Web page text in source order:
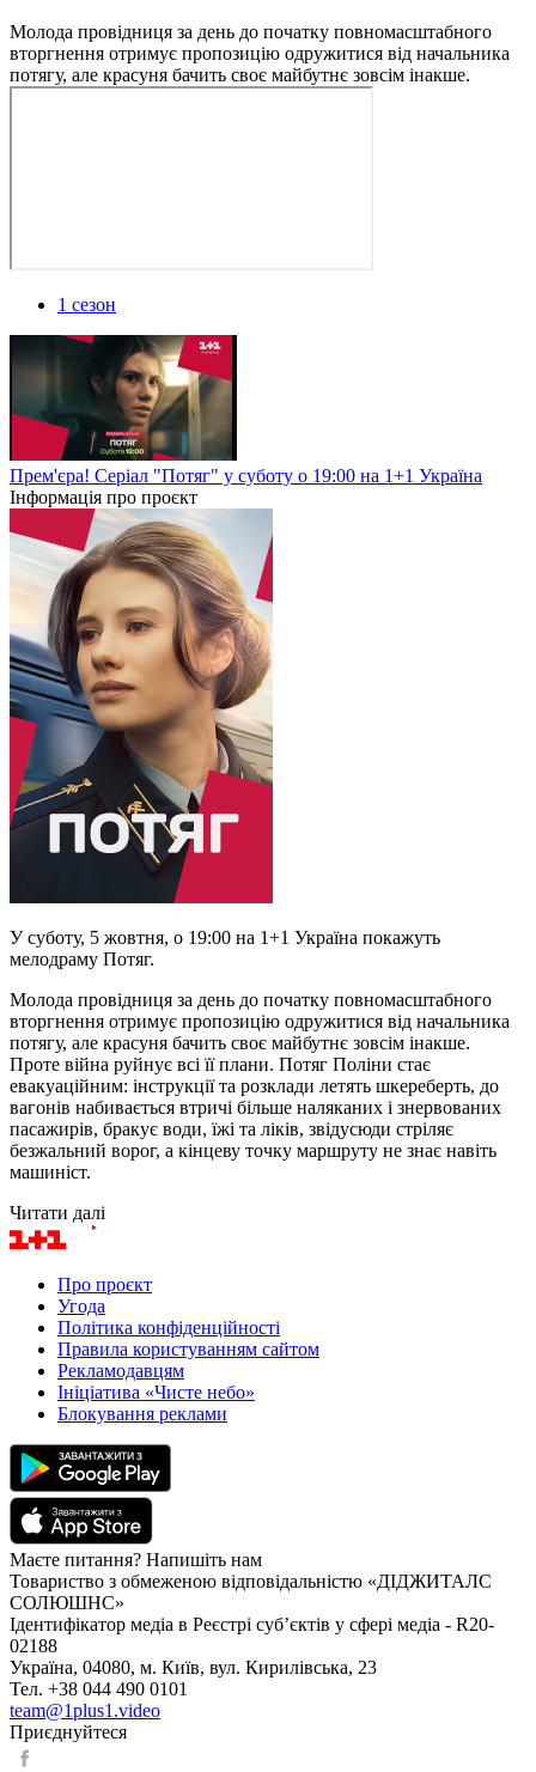
Молода провідниця за день до початку повномасштабного
вторгнення отримує пропозицію одружитися від начальника
потягу, але красуня бачить своє майбутнє зовсім інакше.
1 сезон
Прем'єра! Серіал "Потяг" у суботу о 19:00 на 1+1 Україна
Інформація про проєкт
У суботу, 5 жовтня, о 19:00 на 1+1 Україна покажуть
мелодраму Потяг.
Молода провідниця за день до початку повномасштабного
вторгнення отримує пропозицію одружитися від начальника
потягу, але красуня бачить своє майбутнє зовсім інакше.
Проте війна руйнує всі її плани. Потяг Поліни стає
евакуаційним: інструкції та розклади летять шкереберть, до
вагонів набивається втричі більше наляканих і знервованих
пасажирів, бракує води, їжі та ліків, звідусюди стріляє
безжальний ворог, а кінцеву точку маршруту не знає навіть
машиніст.
Читати далі
Про проєкт
Угода
Політика конфіденційності
Правила користуванням сайтом
Рекламодавцям
Ініціатива «Чисте небо»
Блокування реклами
Маєте питання? Напишіть нам
Товариство з обмеженою відповідальністю «ДІДЖИТАЛС
СОЛЮШНС»
Ідентифікатор медіа в Реєстрі суб’єктів у сфері медіа - R20-
02188
Україна, 04080, м. Київ, вул. Кирилівська, 23
Тел. +38 044 490 0101
team@1plus1.video
Приєднуйтеся